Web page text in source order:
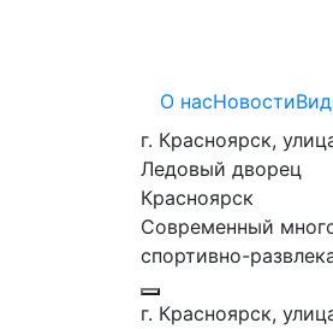
О насНовости
г. Красноярск,
Ледовый дворец
Красноярск
Современный
спортивно-
г. Красноярск,